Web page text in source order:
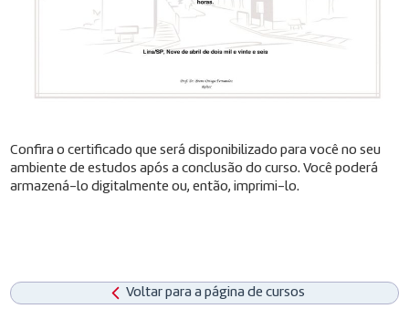
Confira o certificado que será disponibilizado para você no seu
ambiente de estudos após a conclusão do curso. Você poderá
armazená-lo digitalmente ou, então, imprimi-lo.
Voltar para a página de cursos